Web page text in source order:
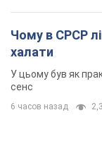
Чому в СРСР
халати
У цьому був як
сенс
6 часов назад